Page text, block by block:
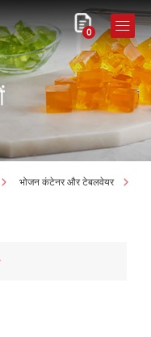
0
भोजन कंटेनर और टेबलवेयर